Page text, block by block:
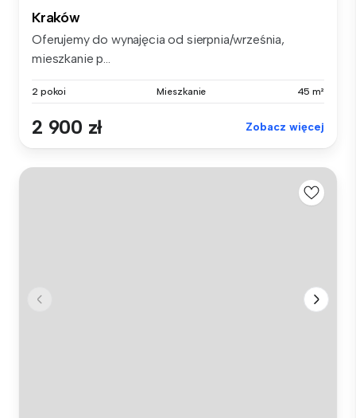
Kraków
Oferujemy do wynajęcia od sierpnia/września,
mieszkanie p...
2 pokoi Mieszkanie 45 m²
2 900 zł Zobacz więcej